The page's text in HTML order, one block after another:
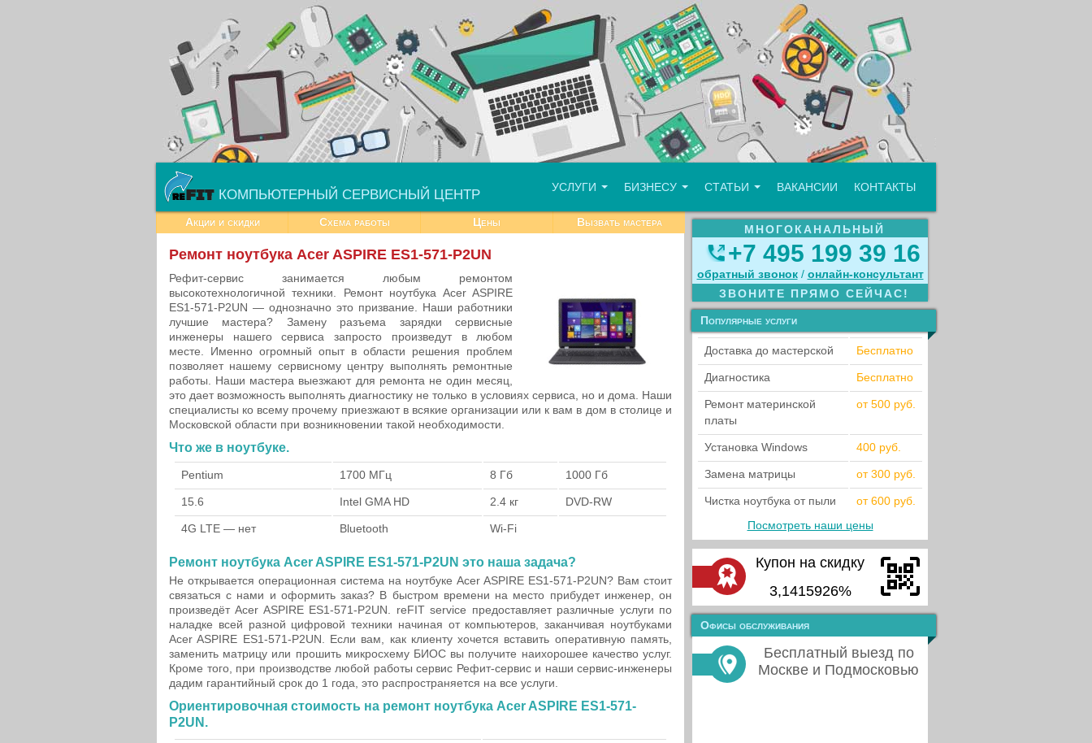
КОМПЬЮТЕРНЫЙ СЕРВИСНЫЙ ЦЕНТР УСЛУГИ БИЗНЕСУ СТАТЬИ ВАКАНСИИ КОНТАКТЫ
Акции и скидки Схема работы Цены Вызвать мастера
Ремонт ноутбука Acer ASPIRE ES1-571-P2UN
Рефит-сервис занимается любым ремонтом
высокотехнологичной техники. Ремонт ноутбука Acer ASPIRE
ES1-571-P2UN — однозначно это призвание. Наши работники
лучшие мастера? Замену разъема зарядки сервисные
инженеры нашего сервиса запросто произведут в любом
месте. Именно огромный опыт в области решения проблем
позволяет нашему сервисному центру выполнять ремонтные
работы. Наши мастера выезжают для ремонта не один месяц,
это дает возможность выполнять диагностику не только в условиях сервиса, но и дома. Наши
специалисты ко всему прочему приезжают в всякие организации или к вам в дом в столице и
Московской области при возникновении такой необходимости.
Что же в ноутбуке.
Pentium 1700 МГц 8 Гб 1000 Гб
15.6 Intel GMA HD 2.4 кг DVD-RW
4G LTE — нет Bluetooth Wi-Fi
Ремонт ноутбука Acer ASPIRE ES1-571-P2UN это наша задача?
Не открывается операционная система на ноутбуке Acer ASPIRE ES1-571-P2UN? Вам стоит
связаться с нами и оформить заказ? В быстром времени на место прибудет инженер, он
произведёт Acer ASPIRE ES1-571-P2UN. reFIT service предоставляет различные услуги по
наладке всей разной цифровой техники начиная от компьютеров, заканчивая ноутбуками
Acer ASPIRE ES1-571-P2UN. Если вам, как клиенту хочется вставить оперативную память,
заменить матрицу или прошить микросхему БИОС вы получите наихорошее качество услуг.
Кроме того, при производстве любой работы сервис Рефит-сервис и наши сервис-инженеры
дадим гарантийный срок до 1 года, это распространяется на все услуги.
Ориентировочная стоимость на ремонт ноутбука Acer ASPIRE ES1-571-
P2UN.
МНОГОКАНАЛЬНЫЙ
+7 495 199 39 16
обратный звонок / онлайн‑консультант
ЗВОНИТЕ ПРЯМО СЕЙЧАС!
Популярные услуги
Доставка до мастерской Бесплатно
Диагностика Бесплатно
Ремонт материнской
платы
от 500 руб.
Установка Windows 400 руб.
Замена матрицы от 300 руб.
Чистка ноутбука от пыли
от 600 руб.
Посмотреть наши цены
Купон на скидку
3,1415926%
Офисы обслуживания
Бесплатный выезд по
Москве и Подмосковью